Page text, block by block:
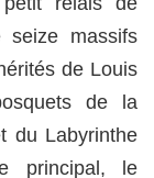
seize massifs
de Louis
de la
du Labyrinthe
principal, le